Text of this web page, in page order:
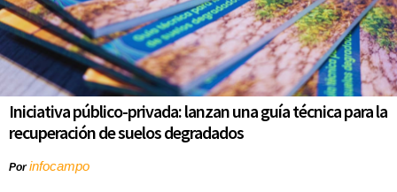
Iniciativa público-privada: lanzan una guía técnica para la
recuperación de suelos degradados
Porinfocampo